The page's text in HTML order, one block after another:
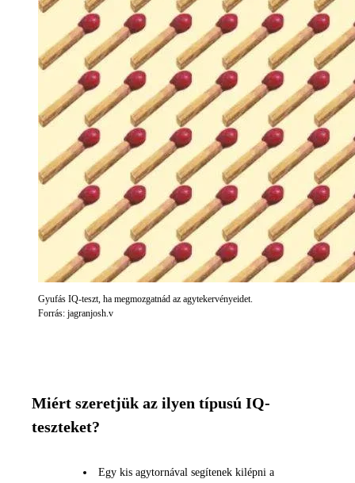
Gyufás IQ-teszt, ha megmozgatnád az agytekervényeidet.
Forrás: jagranjosh.v
Miért szeretjük az ilyen típusú IQ-
teszteket?
Egy kis agytornával segítenek kilépni a